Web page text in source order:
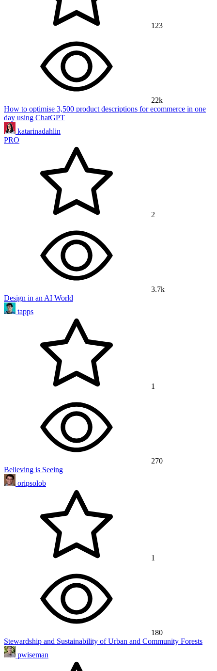
123
22k
How to optimise 3,500 product descriptions for ecommerce in one
day using ChatGPT
katarinadahlin
PRO
2
3.7k
Design in an AI World
tapps
1
270
Believing is Seeing
oripsolob
1
180
Stewardship and Sustainability of Urban and Community Forests
pwiseman